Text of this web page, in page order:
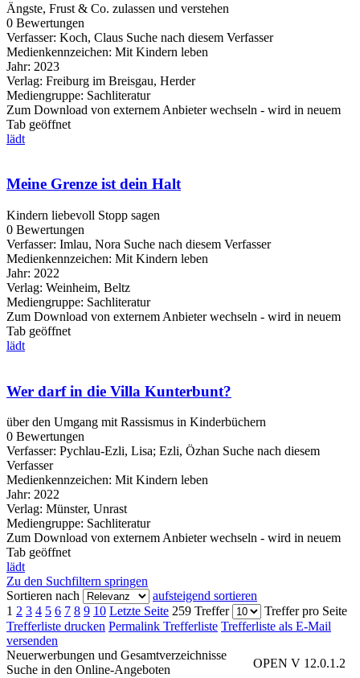
Ängste, Frust & Co. zulassen und verstehen
0 Bewertungen
Verfasser: Koch, Claus Suche nach diesem Verfasser
Medienkennzeichen: Mit Kindern leben
Jahr: 2023
Verlag: Freiburg im Breisgau, Herder
Mediengruppe: Sachliteratur
Zum Download von externem Anbieter wechseln - wird in neuem
Tab geöffnet
lädt
Meine Grenze ist dein Halt
Kindern liebevoll Stopp sagen
0 Bewertungen
Verfasser: Imlau, Nora Suche nach diesem Verfasser
Medienkennzeichen: Mit Kindern leben
Jahr: 2022
Verlag: Weinheim, Beltz
Mediengruppe: Sachliteratur
Zum Download von externem Anbieter wechseln - wird in neuem
Tab geöffnet
lädt
Wer darf in die Villa Kunterbunt?
über den Umgang mit Rassismus in Kinderbüchern
0 Bewertungen
Verfasser: Pychlau-Ezli, Lisa; Ezli, Özhan Suche nach diesem
Verfasser
Medienkennzeichen: Mit Kindern leben
Jahr: 2022
Verlag: Münster, Unrast
Mediengruppe: Sachliteratur
Zum Download von externem Anbieter wechseln - wird in neuem
Tab geöffnet
lädt
Zu den Suchfiltern springen
Sortieren nach
aufsteigend sortieren
1 2 3 4 5 6 7 8 9 10 Letzte Seite 259 Treffer
Treffer pro Seite
Trefferliste drucken Permalink Trefferliste Trefferliste als E-Mail
versenden
OPEN V 12.0.1.2
Neuerwerbungen und Gesamtverzeichnisse
Suche in den Online-Angeboten